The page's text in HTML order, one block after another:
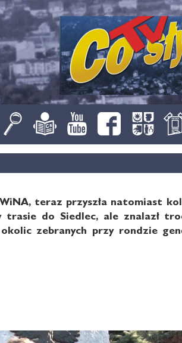
teraz przyszła natomiast
trasie do Siedlec, ale znalazł
zebranych przy rondzie